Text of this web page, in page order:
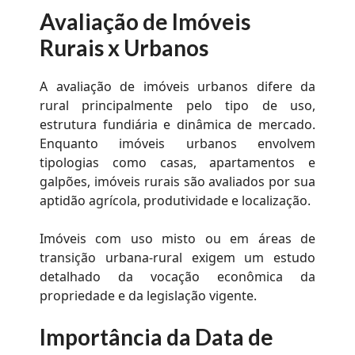
Avaliação de Imóveis
Rurais x Urbanos
A avaliação de imóveis urbanos difere da
rural principalmente pelo tipo de uso,
estrutura fundiária e dinâmica de mercado.
Enquanto imóveis urbanos envolvem
tipologias como casas, apartamentos e
galpões, imóveis rurais são avaliados por sua
aptidão agrícola, produtividade e localização.
Imóveis com uso misto ou em áreas de
transição urbana-rural exigem um estudo
detalhado da vocação econômica da
propriedade e da legislação vigente.
Importância da Data de